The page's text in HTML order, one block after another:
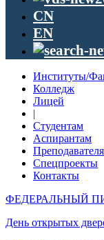
CN
EN
Институты/
Колледж
Лицей
|
Студентам
Аспирантам
Спецпроекты
Контакты
ФЕДЕРАЛЬНЫЙ
День открытых